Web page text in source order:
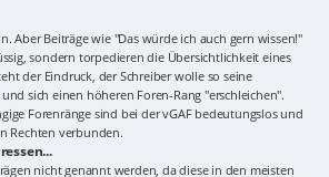
Aber Beiträge wie "Das würde ich auch gern wissen!"
sondern torpedieren die Übersichtlichkeit eines
der Eindruck, der Schreiber wolle so seine
sich einen höheren Foren-Rang "erschleichen".
Forenränge sind bei der vGAF bedeutungslos und
Rechten verbunden.
nicht genannt werden, da diese in den meisten